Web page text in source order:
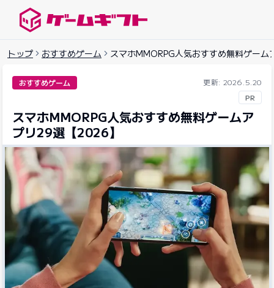
トップ おすすめゲーム スマホMMORPG人気おすすめ無料ゲー
おすすめゲーム
更新: 2026.5.20
PR
スマホMMORPG人気おすすめ無料ゲームア
プリ29選【2026】